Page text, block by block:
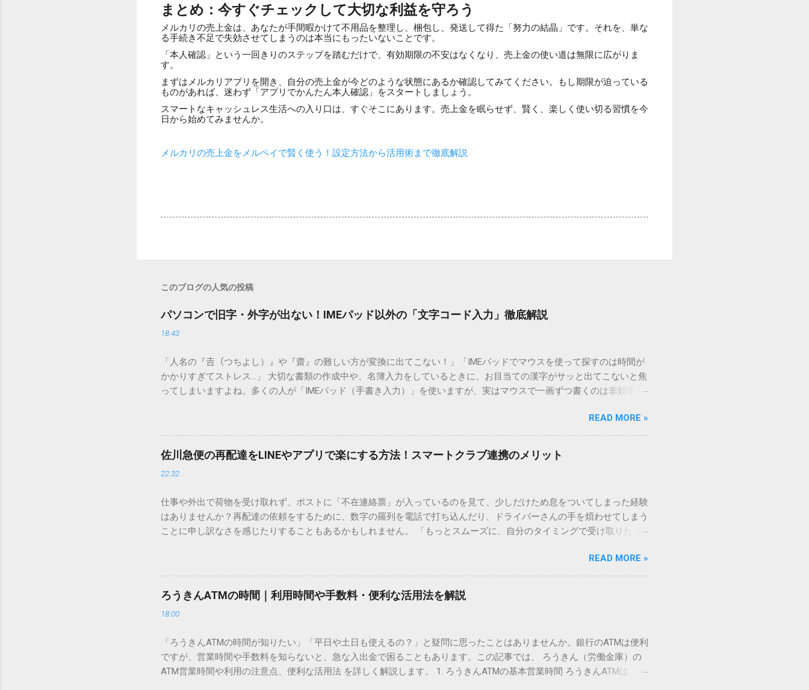
まとめ：今すぐチェックして大切な利益を守ろう
メルカリの売上金は、あなたが手間暇かけて不用品を整理し、梱包し、発送して得た「努力の結晶」です。それを、単な
る手続き不足で失効させてしまうのは本当にもったいないことです。
「本人確認」という一回きりのステップを踏むだけで、有効期限の不安はなくなり、売上金の使い道は無限に広がりま
す。
まずはメルカリアプリを開き、自分の売上金が今どのような状態にあるか確認してみてください。もし期限が迫っている
ものがあれば、迷わず「アプリでかんたん本人確認」をスタートしましょう。
スマートなキャッシュレス生活への入り口は、すぐそこにあります。売上金を眠らせず、賢く、楽しく使い切る習慣を今
日から始めてみませんか。
メルカリの売上金をメルペイで賢く使う！設定方法から活用術まで徹底解説
このブログの人気の投稿
パソコンで旧字・外字が出ない！IMEパッド以外の「文字コード入力」徹底解説
18:43
「人名の『𠮷（つちよし）』や『齋』の難しい方が変換に出てこない！」「IMEパッドでマウスを使って探すのは時間が
かかりすぎてストレス…」 大切な書類の作成中や、名簿入力をしているときに、お目当ての漢字がサッと出てこないと焦
ってしまいますよね。多くの人が「IMEパッド（手書き入力）」を使いますが、実はマウスで一画ずつ書くのは非効率で
ードを打ち込むだけで一瞬で旧字や外字、特殊記号を呼び出す「文字コード入力」のテクニックを詳しく解説します。
この方法をマスターすれば、もう難しい漢字の入力で手を止める必要はありません。 1. なぜ「変換」しても旧字・外字
が出てこないのか？ そもそも、なぜ普通の変換で出てこない漢字があるのでしょうか。その理由は、パソコンが文字を
認識する仕組みにあります。 日本のパソコンで一般的に使われる漢字は、JIS規格（日本産業規格）によって「第1水
準」「第2水準」といった形で整理されています。しかし、人名や地名に使われる非常に古い漢字（旧字）や、特定の組
「Unicode（ユニコード）」や「JISコード」といった 文字コード です。パソコン上のすべての文字には、いわば「住
所」のような番号が割り振られています。変換候補に出ない文字でも、この住所（コード）を直接指定すれば、確実に呼
び出すことができるのです。 2. Windows標準機能！文字コードで漢字を出す「16進数入力」 最も汎用性が高く、特別な
できます。 具体的な手順（Unicode入力） 入力したい文字の「Unicode（例：20BB7）」を把握する。 入力モードを「半
角」にする（※重要）。 **「20BB7」**と入力する。 直後にキーボードの**[Alt]キーを押しながら[X]キー**を押す。 入
力した数字が、一瞬で対応する漢字（例：𠮷）に変換されます。 注記： この方法は、特にMicrosoft Wordで非常に強力
READ MORE »
佐川急便の再配達をLINEやアプリで楽にする方法！スマートクラブ連携のメリット
22:32
仕事や外出で荷物を受け取れず、ポストに「不在連絡票」が入っているのを見て、少しだけため息をついてしまった経験
はありませんか？再配達の依頼をするために、数字の羅列を電話で打ち込んだり、ドライバーさんの手を煩わせてしまう
ことに申し訳なさを感じたりすることもあるかもしれません。 「もっとスムーズに、自分のタイミングで受け取りた
ビス「スマートクラブ」と、LINEや公式アプリの連携です。これらを活用するだけで、再配達のストレスは驚くほど軽く
なります。この記事では、忙しい毎日をサポートする便利な受け取り術と、連携による具体的なメリットを徹底解説しま
す。 佐川急便の再配達が劇的に変わる「スマートクラブ」とは？ まず押さえておきたいのが、佐川急便の個人向け無料
会員サービス「スマートクラブ」です。これは、荷物の配送状況をリアルタイムで管理するための基盤となるサービスで
す。 以前はウェブサイトを開いてログインする手間がありましたが、現在はLINEやアプリと紐付けることで、その利便
じめ配達時間を変更するといった先回りの対応が可能になります。 LINE連携で「不在連絡票」とおさらばできる理由 日
本国内で最も利用されているコミュニケーションアプリ「LINE」を佐川急便と連携させると、荷物の受け取り体験が一変
します。 1. トーク画面からワンタップで依頼 不在連絡票に記載されたQRコードを読み取る手間すら、過去のものになり
READ MORE »
ろうきんATMの時間｜利用時間や手数料・便利な活用法を解説
18:00
「ろうきんATMの時間が知りたい」「平日や土日も使えるの？」と疑問に思ったことはありませんか。銀行のATMは便利
ですが、営業時間や手数料を知らないと、急な入出金で困ることもあります。この記事では、 ろうきん（労働金庫）の
ATM営業時間や利用の注意点、便利な活用法 を詳しく解説します。 1. ろうきんATMの基本営業時間 ろうきんATMは、利